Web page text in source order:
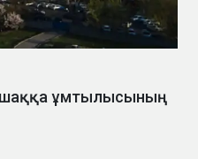
ұмтылысының